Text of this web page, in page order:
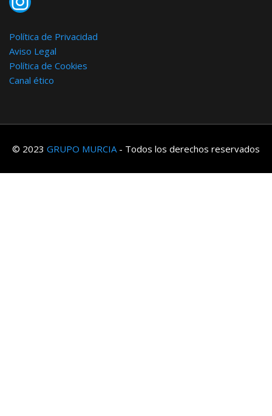
Política de Privacidad
Aviso Legal
Política de Cookies
Canal ético
© 2023 GRUPO MURCIA - Todos los derechos reservados